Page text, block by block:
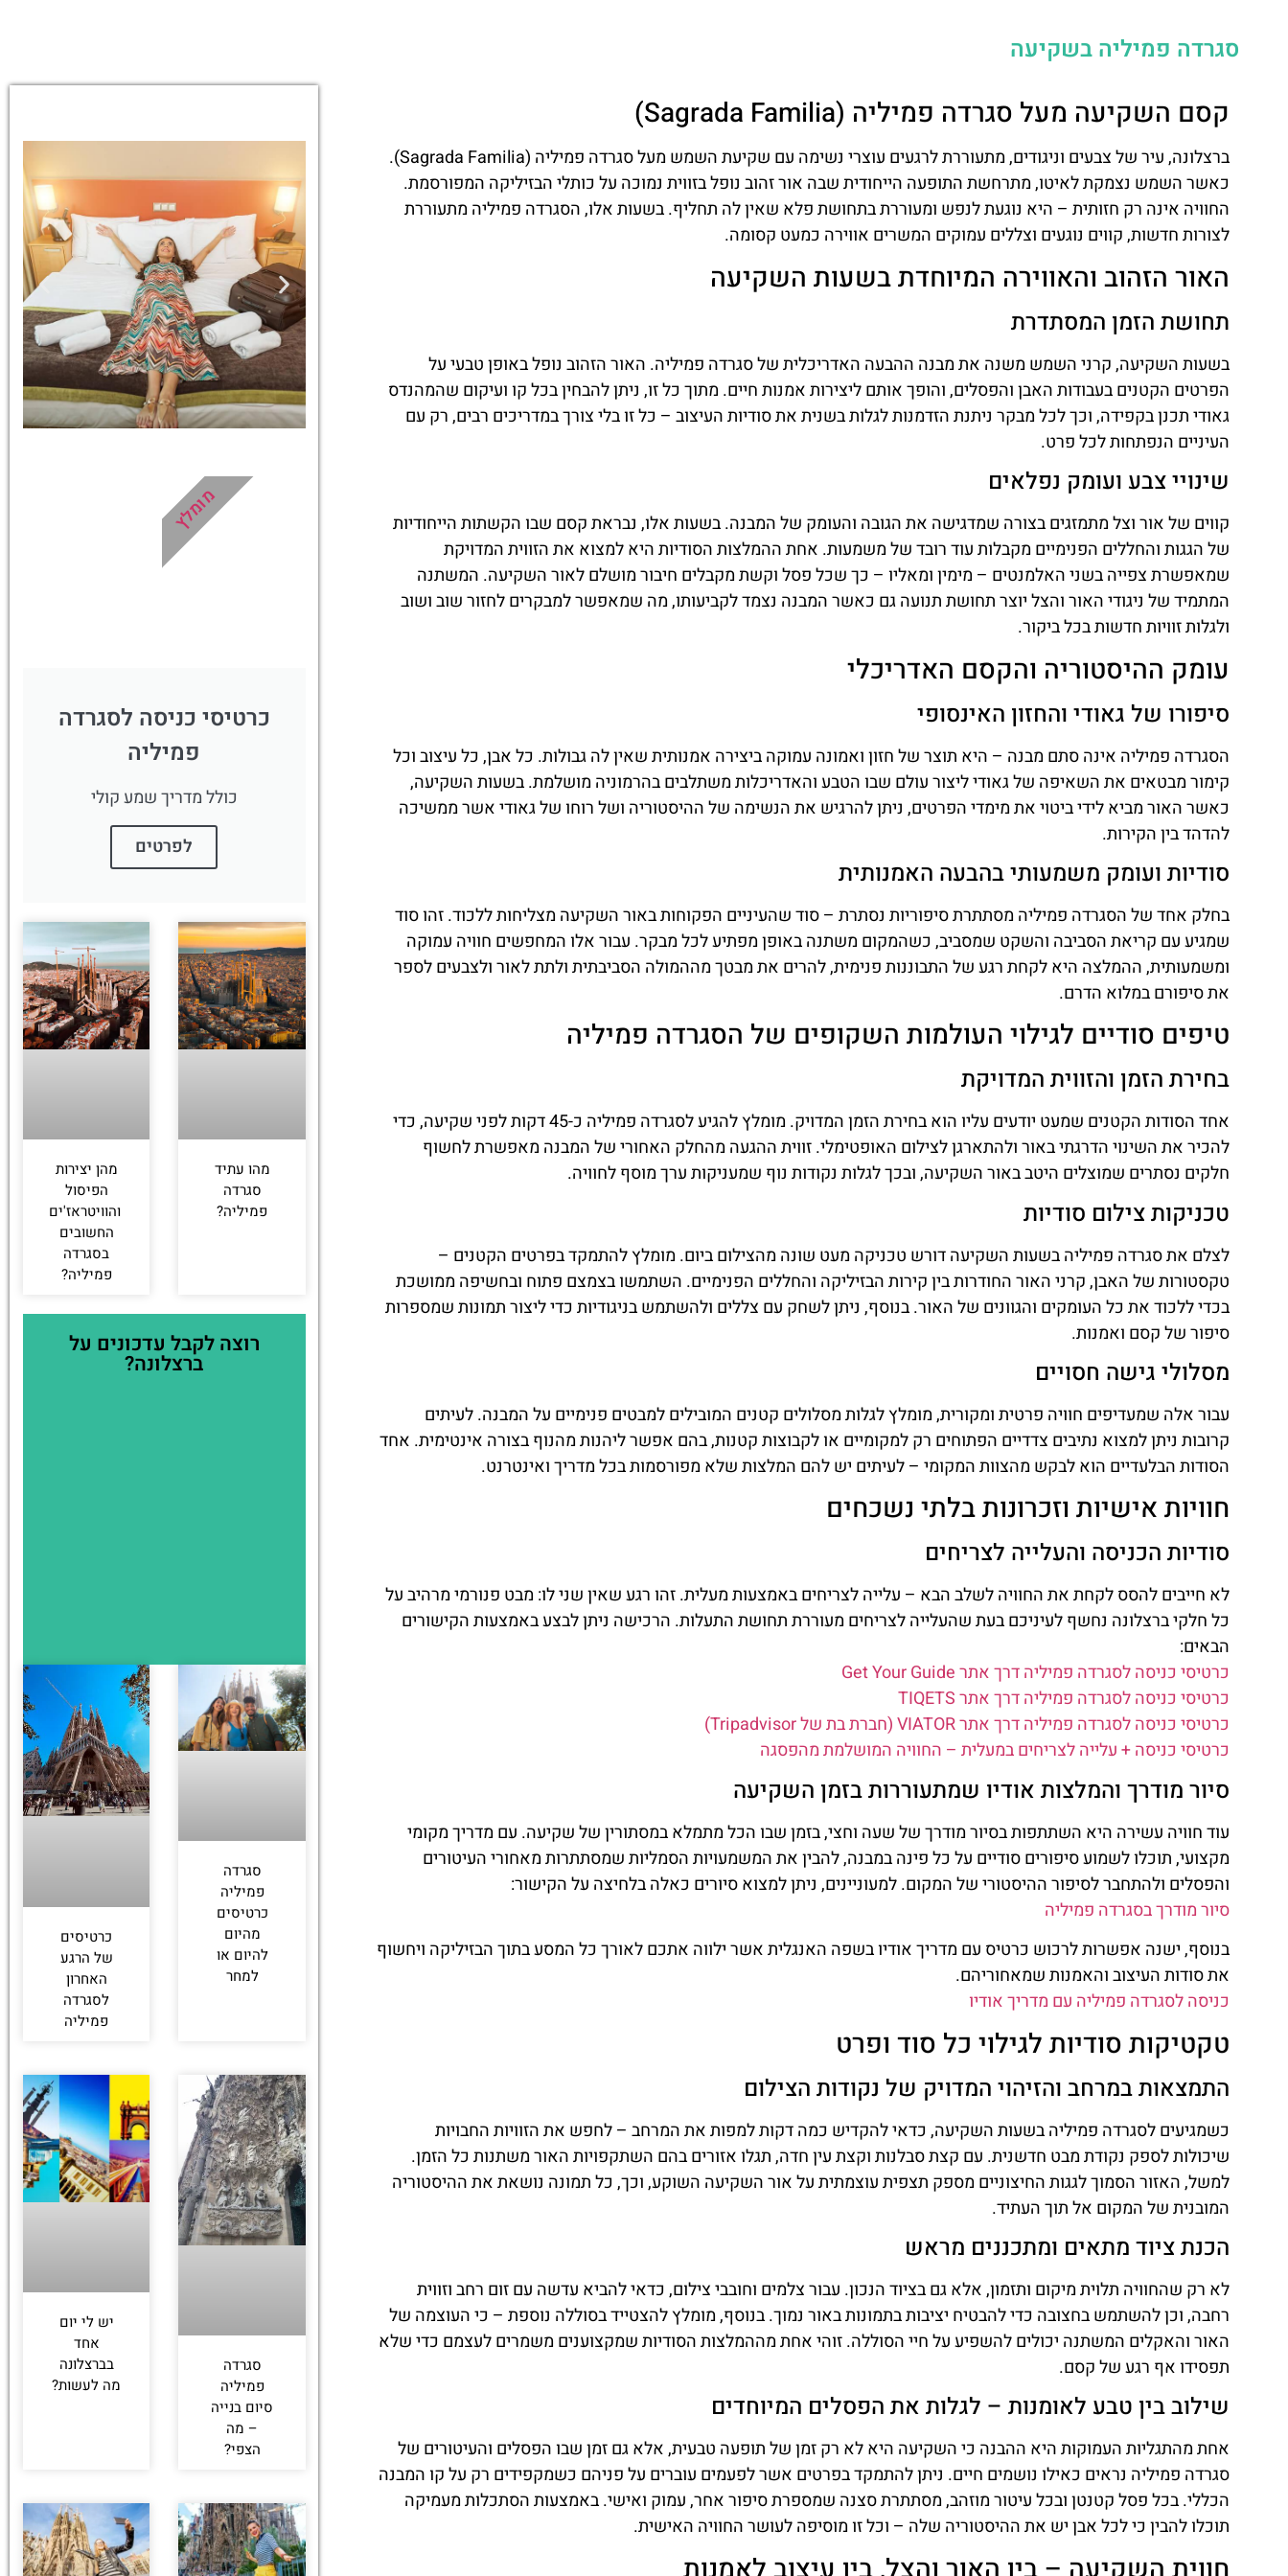
סגרדה פמיליה בשקיעה
קסם השקיעה מעל סגרדה פמיליה (Sagrada Familia)
ברצלונה, עיר של צבעים וניגודים, מתעוררת לרגעים עוצרי נשימה עם שקיעת השמש מעל סגרדה פמיליה (Sagrada Familia).
כאשר השמש נצמקת לאיטו, מתרחשת התופעה הייחודית שבה אור זהוב נופל בזווית נמוכה על כותלי הבזיליקה המפורסמת.
החוויה אינה רק חזותית – היא נוגעת לנפש ומעוררת בתחושת פלא שאין לה תחליף. בשעות אלו, הסגרדה פמיליה מתעוררת
לצורות חדשות, קווים נוגעים וצללים עמוקים המשרים אווירה כמעט קסומה.
האור הזהוב והאווירה המיוחדת בשעות השקיעה
תחושת הזמן המסתדרת
בשעות השקיעה, קרני השמש משנה את מבנה ההבעה האדריכלית של סגרדה פמיליה. האור הזהוב נופל באופן טבעי על
הפרטים הקטנים בעבודות האבן והפסלים, והופך אותם ליצירות אמנות חיים. מתוך כל זו, ניתן להבחין בכל קו ועיקום שהמהנדס
גאודי תכנן בקפידה, וכך לכל מבקר ניתנת הזדמנות לגלות בשנית את סודיות העיצוב – כל זו בלי צורך במדריכים רבים, רק עם
העיניים הנפתחות לכל פרט.
שינויי צבע ועומק נפלאים
קווים של אור וצל מתמזגים בצורה שמדגישה את הגובה והעומק של המבנה. בשעות אלו, נבראת קסם שבו הקשתות הייחודיות
של הגגות והחללים הפנימיים מקבלות עוד רובד של משמעות. אחת ההמלצות הסודיות היא למצוא את הזווית המדויקת
שמאפשרת צפייה בשני האלמנטים – מימין ומאליו – כך שכל פסל וקשת מקבלים חיבור מושלם לאור השקיעה. המשתנה
המתמיד של ניגודי האור והצל יוצר תחושת תנועה גם כאשר המבנה נצמד לקביעותו, מה שמאפשר למבקרים לחזור שוב ושוב
ולגלות זוויות חדשות בכל ביקור.
עומק ההיסטוריה והקסם האדריכלי
סיפורו של גאודי והחזון האינסופי
הסגרדה פמיליה אינה סתם מבנה – היא תוצר של חזון ואמונה עמוקה ביצירה אמנותית שאין לה גבולות. כל אבן, כל עיצוב וכל
קימור מבטאים את השאיפה של גאודי ליצור עולם שבו הטבע והאדריכלות משתלבים בהרמוניה מושלמת. בשעות השקיעה,
כאשר האור מביא לידי ביטוי את מימדי הפרטים, ניתן להרגיש את הנשימה של ההיסטוריה ושל רוחו של גאודי אשר ממשיכה
להדהד בין הקירות.
סודיות ועומק משמעותי בהבעה האמנותית
בחלק אחד של הסגרדה פמיליה מסתתרת סיפוריות נסתרת – סוד שהעיניים הפקוחות באור השקיעה מצליחות ללכוד. זהו סוד
שמגיע עם קריאת הסביבה והשקט שמסביב, כשהמקום משתנה באופן מפתיע לכל מבקר. עבור אלו המחפשים חוויה עמוקה
ומשמעותית, ההמלצה היא לקחת רגע של התבוננות פנימית, להרים את מבטך מההמולה הסביבתית ולתת לאור ולצבעים לספר
את סיפורם במלוא הדרם.
טיפים סודיים לגילוי העולמות השקופים של הסגרדה פמיליה
בחירת הזמן והזווית המדויקת
אחד הסודות הקטנים שמעט יודעים עליו הוא בחירת הזמן המדויק. מומלץ להגיע לסגרדה פמיליה כ-45 דקות לפני שקיעה, כדי
להכיר את השינוי הדרגתי באור ולהתארגן לצילום האופטימלי. זווית ההגעה מהחלק האחורי של המבנה מאפשרת לחשוף
חלקים נסתרים שמוצלים היטב באור השקיעה, ובכך לגלות נקודות נוף שמעניקות ערך מוסף לחוויה.
טכניקות צילום סודיות
לצלם את סגרדה פמיליה בשעות השקיעה דורש טכניקה מעט שונה מהצילום ביום. מומלץ להתמקד בפרטים הקטנים –
טקסטורות של האבן, קרני האור החודרות בין קירות הבזיליקה והחללים הפנימיים. השתמשו בצמצם פתוח ובחשיפה ממושכת
בכדי ללכוד את כל העומקים והגוונים של האור. בנוסף, ניתן לשחק עם צללים ולהשתמש בניגודיות כדי ליצור תמונות שמספרות
סיפור של קסם ואמנות.
מסלולי גישה חסויים
עבור אלה שמעדיפים חוויה פרטית ומקורית, מומלץ לגלות מסלולים קטנים המובילים למבטים פנימיים על המבנה. לעיתים
קרובות ניתן למצוא נתיבים צדדיים הפתוחים רק למקומיים או לקבוצות קטנות, בהם אפשר ליהנות מהנוף בצורה אינטימית. אחד
הסודות הבלעדיים הוא לבקש מהצוות המקומי – לעיתים יש להם המלצות שלא מפורסמות בכל מדריך ואינטרנט.
חוויות אישיות וזכרונות בלתי נשכחים
סודיות הכניסה והעלייה לצריחים
לא חייבים להסס לקחת את החוויה לשלב הבא – עלייה לצריחים באמצעות מעלית. זהו רגע שאין שני לו: מבט פנורמי מרהיב על
כל חלקי ברצלונה נחשף לעיניכם בעת שהעלייה לצריחים מעוררת תחושת התעלות. הרכישה ניתן לבצע באמצעות הקישורים
הבאים:
כרטיסי כניסה לסגרדה פמיליה דרך אתר Get Your Guide
כרטיסי כניסה לסגרדה פמיליה דרך אתר TIQETS
כרטיסי כניסה לסגרדה פמיליה דרך אתר VIATOR (חברת בת של Tripadvisor)
כרטיסי כניסה + עלייה לצריחים במעלית – החוויה המושלמת מהפסגה
סיור מודרך והמלצות אודיו שמתעוררות בזמן השקיעה
עוד חוויה עשירה היא השתתפות בסיור מודרך של שעה וחצי, בזמן שבו הכל מתמלא במסתורין של שקיעה. עם מדריך מקומי
מקצועי, תוכלו לשמוע סיפורים סודיים על כל פינה במבנה, להבין את המשמעויות הסמליות שמסתתרות מאחורי העיטורים
והפסלים ולהתחבר לסיפור ההיסטורי של המקום. למעוניינים, ניתן למצוא סיורים כאלה בלחיצה על הקישור:
סיור מודרך בסגרדה פמיליה
בנוסף, ישנה אפשרות לרכוש כרטיס עם מדריך אודיו בשפה האנגלית אשר ילווה אתכם לאורך כל המסע בתוך הבזיליקה ויחשוף
את סודות העיצוב והאמנות שמאחוריהם.
כניסה לסגרדה פמיליה עם מדריך אודיו
טקטיקות סודיות לגילוי כל סוד ופרט
התמצאות במרחב והזיהוי המדויק של נקודות הצילום
כשמגיעים לסגרדה פמיליה בשעות השקיעה, כדאי להקדיש כמה דקות למפות את המרחב – לחפש את הזוויות החבויות
שיכולות לספק נקודת מבט חדשנית. עם קצת סבלנות וקצת עין חדה, תגלו אזורים בהם השתקפויות האור משתנות כל הזמן.
למשל, האזור הסמוך לגגות החיצוניים מספק תצפית עוצמתית על אור השקיעה השוקע, וכך, כל תמונה נושאת את ההיסטוריה
המובנית של המקום אל תוך העתיד.
הכנת ציוד מתאים ומתכננים מראש
לא רק שהחוויה תלוית מיקום ותזמון, אלא גם בציוד הנכון. עבור צלמים וחובבי צילום, כדאי להביא עדשה עם זום רחב וזווית
רחבה, וכן להשתמש בחצובה כדי להבטיח יציבות בתמונות באור נמוך. בנוסף, מומלץ להצטייד בסוללה נוספת – כי העוצמה של
האור והאקלים המשתנה יכולים להשפיע על חיי הסוללה. זוהי אחת מההמלצות הסודיות שמקצוענים משמרים לעצמם כדי שלא
תפסידו אף רגע של קסם.
שילוב בין טבע לאומנות – לגלות את הפסלים המיוחדים
אחת מהתגליות העמוקות היא ההבנה כי השקיעה היא לא רק זמן של תופעה טבעית, אלא גם זמן שבו הפסלים והעיטורים של
סגרדה פמיליה נראים כאילו נושמים חיים. ניתן להתמקד בפרטים אשר לפעמים עוברים על פניהם כשמקפידים רק על קו המבנה
הכללי. בכל פסל קטנטן ובכל עיטור מוזהב, מסתתרת סצנה שמספרת סיפור אחר, עמוק ואישי. באמצעות הסתכלות מעמיקה
תוכלו להבין כי לכל אבן יש את ההיסטוריה שלה – וכל זו מוסיפה לעושר החוויה האישית.
מלונות
מציאת מלון
מומלץ?
כרטיסי כניסה לסגרדה
פמיליה
כולל מדריך שמע קולי
לפרטים
מומלץ
מהו עתיד
סגרדה
פמיליה?
מהן יצירות
הפיסול
והוויטראז'ים
החשובים
בסגרדה
פמיליה?
רוצה לקבל עדכונים על
ברצלונה?
סגרדה
פמיליה
כרטיסים
מהיום
להיום או
למחר
כרטיסים
של הרגע
האחרון
לסגרדה
פמיליה
סגרדה
פמיליה
סיום בנייה
– מה
הצפי?
יש לי יום
אחד
בברצלונה
מה לעשות?